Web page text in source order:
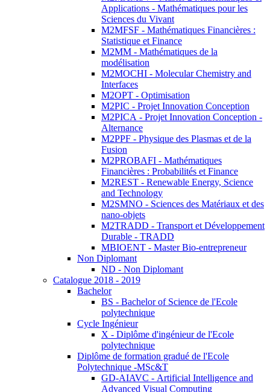
Applications - Mathématiques pour les
Sciences du Vivant
M2MFSF - Mathématiques Financières :
Statistique et Finance
M2MM - Mathématiques de la
modélisation
M2MOCHI - Molecular Chemistry and
Interfaces
M2OPT - Optimisation
M2PIC - Projet Innovation Conception
M2PICA - Projet Innovation Conception -
Alternance
M2PPF - Physique des Plasmas et de la
Fusion
M2PROBAFI - Mathématiques
Financières : Probabilités et Finance
M2REST - Renewable Energy, Science
and Technology
M2SMNO - Sciences des Matériaux et des
nano-objets
M2TRADD - Transport et Développement
Durable - TRADD
MBIOENT - Master Bio-entrepreneur
Non Diplomant
ND - Non Diplomant
Catalogue 2018 - 2019
Bachelor
BS - Bachelor of Science de l'Ecole
polytechnique
Cycle Ingénieur
X - Diplôme d'ingénieur de l'Ecole
polytechnique
Diplôme de formation gradué de l'Ecole
Polytechnique -MSc&T
GD-AIAVC - Artificial Intelligence and
Advanced Visual Computing